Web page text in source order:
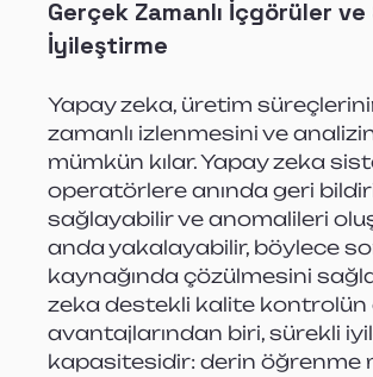
Gerçek Zamanlı İçgörüler
İyileştirme
Yapay zeka, üretim
zamanlı izlenmesini ve
mümkün kılar. Yapay zeka
operatörlere anında geri
sağlayabilir ve anomalileri
anda yakalayabilir, böylece
kaynağında çözülmesini
zeka destekli kalite kontrolün
avantajlarından biri, sürekli
kapasitesidir: derin öğrenme